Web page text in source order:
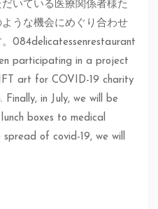
いている医療関係者様た
うな機会にめぐり合わせ
084delicatessenrestaurant
participating in a project
art for COVID-19 charity
Finally, in July, we will be
boxes to medical
of covid-19, we will